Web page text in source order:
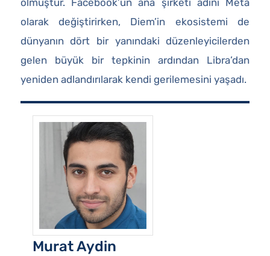
olmuştur. Facebook’un ana şirketi adını Meta
olarak değiştirirken, Diem’in ekosistemi de
dünyanın dört bir yanındaki düzenleyicilerden
gelen büyük bir tepkinin ardından Libra’dan
yeniden adlandırılarak kendi gerilemesini yaşadı.
Murat Aydin